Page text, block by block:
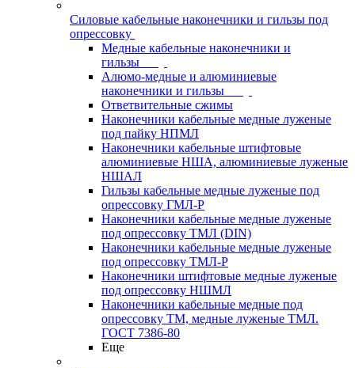
Силовые кабельные наконечники и гильзы под
опрессовку
Медные кабельные наконечники и
гильзы
Алюмо-медные и алюминиевые
наконечники и гильзы
Ответвительные сжимы
Наконечники кабельные медные луженые
под пайку НПМЛ
Наконечники кабельные штифтовые
алюминиевые НША, алюминиевые луженые
НШАЛ
Гильзы кабельные медные луженые под
опрессовку ГМЛ-Р
Наконечники кабельные медные луженые
под опрессовку ТМЛ (DIN)
Наконечники кабельные медные луженые
под опрессовку ТМЛ-Р
Наконечники штифтовые медные луженые
под опрессовку НШМЛ
Наконечники кабельные медные под
опрессовку ТМ, медные луженые ТМЛ.
ГОСТ 7386-80
Еще